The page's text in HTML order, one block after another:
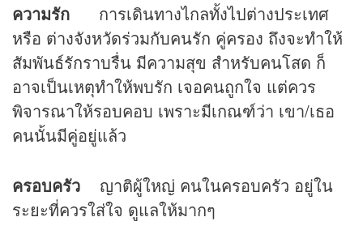
ความรัก
การเดินทางไกลทั้งไปต่างประเทศ
หรือ ต่างจังหวัดร่วมกับคนรัก คู่ครอง ถึงจะทำให้
สัมพันธ์รักราบรื่น มีความสุข สำหรับคนโสด ก็
อาจเป็นเหตุทำให้พบรัก เจอคนถูกใจ แต่ควร
พิจารณาให้รอบคอบ เพราะมีเกณฑ์ว่า เขา/เธอ
คนนั้นมีคู่อยู่แล้ว
ครอบครัว
ญาติผู้ใหญ่ คนในครอบครัว อยู่ใน
ระยะที่ควรใส่ใจ ดูแลให้มากๆ